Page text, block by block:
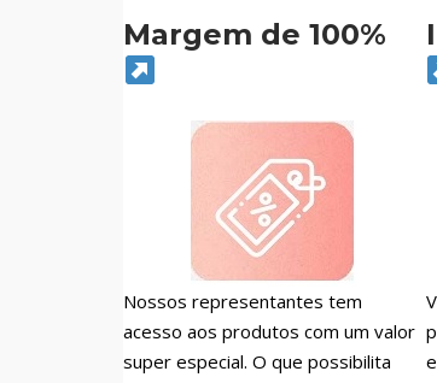
Margem de 100%
Nossos representantes tem
acesso aos produtos com um valor
super especial. O que possibilita